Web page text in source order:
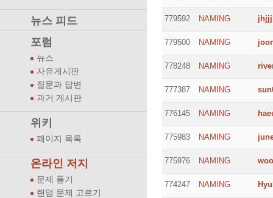
뉴스 피드
포럼
뉴스
자유게시판
질문과 답변
과거 게시판
위키
페이지 목록
온라인 저지
문제 풀기
랜덤 문제 고르기
779592 NAMING
779500 NAMING
778248 NAMING
777387 NAMING
776145 NAMING
775983 NAMING
775976 NAMING
774247 NAMING